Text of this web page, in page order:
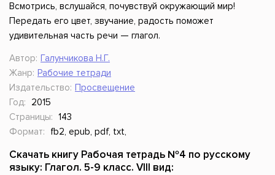
Всмотрись, вслушайся, почувствуй окружающий мир!
Передать его цвет, звучание, радость поможет
удивительная часть речи — глагол.
Автор: Галунчикова Н.Г.
Жанр: Рабочие тетради
Издательство: Просвещение
Год:
2015
Страницы: 143
Формат:
fb2, epub, pdf, txt,
Скачать книгу Рабочая тетрадь №4 по русскому
языку: Глагол. 5-9 класс. VIII вид: